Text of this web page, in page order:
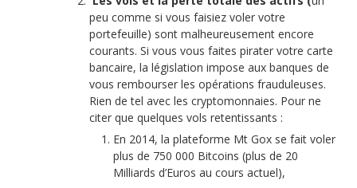
peu comme si vous faisiez voler votre
portefeuille) sont malheureusement encore
courants. Si vous vous faites pirater votre carte
bancaire, la législation impose aux banques de
vous rembourser les opérations frauduleuses.
Rien de tel avec les cryptomonnaies. Pour ne
citer que quelques vols retentissants :
En 2014, la plateforme Mt Gox se fait voler
plus de 750 000 Bitcoins (plus de 20
Milliards d’Euros au cours actuel),